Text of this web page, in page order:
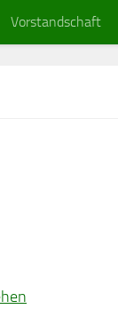
Vorstandschaft